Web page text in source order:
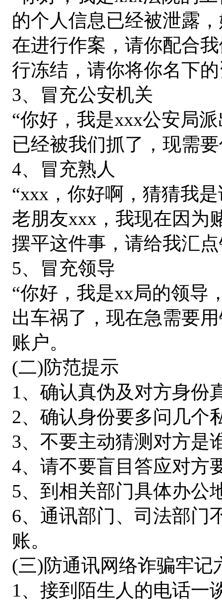
的个人信息已经被泄露
在进行作案，请你配合
行冻结，请你将你名下
3、冒充公安机关
“你好，我是xxx公安局
已经被我们抓了，现需
4、冒充熟人
“xxx，你好啊，猜猜我
老朋友xxx，我现在因为
摆平这件事，请给我汇
5、冒充领导
“你好，我是xx局的领导
出车祸了，现在急需要
账户。
(二)防范提示
1、确认真伪及对方身份
2、确认身份要多问几个
3、不要主动猜测对方是
4、请不要盲目答应对方
5、到相关部门具体办公
6、通讯部门、司法部门
账。
(三)防通讯网络诈骗牢记
1、接到陌生人的电话一